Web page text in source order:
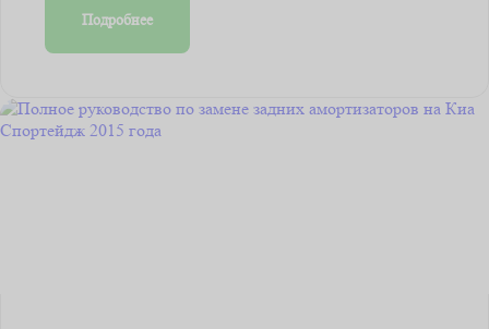
Подробнее